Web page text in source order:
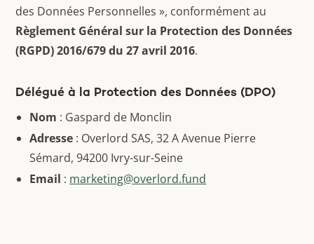
des Données Personnelles », conformément au
Règlement Général sur la Protection des Données
(RGPD) 2016/679 du 27 avril 2016.
Délégué à la Protection des Données (DPO)
Nom : Gaspard de Monclin
Adresse : Overlord SAS, 32 A Avenue Pierre
Sémard, 94200 Ivry-sur-Seine
Email : marketing@overlord.fund